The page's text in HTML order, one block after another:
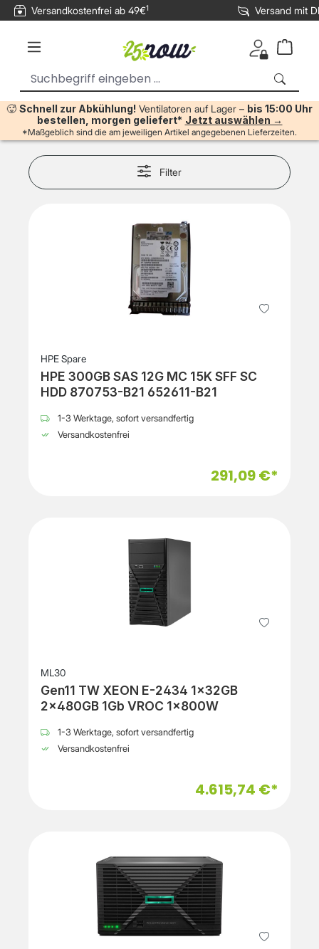
springen
Versandkostenfrei ab 49€1 Versand mit
🥵 Schnell zur Abkühlung! Ventilatoren auf Lager – bis 15:00 Uhr
bestellen, morgen geliefert* Jetzt auswählen →
*Maßgeblich sind die am jeweiligen Artikel angegebenen Lieferzeiten.
Filter
HPE Spare
HPE 300GB SAS 12G MC 15K SFF SC
HDD 870753-B21 652611-B21
1-3 Werktage, sofort versandfertig
Versandkostenfrei
291,09 €*
ML30
Gen11 TW XEON E-2434 1x32GB
2x480GB 1Gb VROC 1x800W
1-3 Werktage, sofort versandfertig
Versandkostenfrei
4.615,74 €*